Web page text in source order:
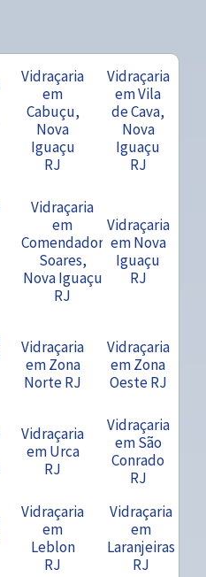
Vidraçaria
em
Cabuçu,
Nova
Iguaçu
RJ
Vidraçaria
em Vila
de Cava,
Nova
Iguaçu
RJ
Vidraçaria
em
Comendador
Soares,
Nova Iguaçu
RJ
Vidraçaria
em Nova
Iguaçu
RJ
Vidraçaria
em Zona
Norte RJ
Vidraçaria
em Zona
Oeste RJ
Vidraçaria
em Urca
RJ
Vidraçaria
em São
Conrado
RJ
Vidraçaria
em
Leblon
RJ
Vidraçaria
em
Laranjeiras
RJ